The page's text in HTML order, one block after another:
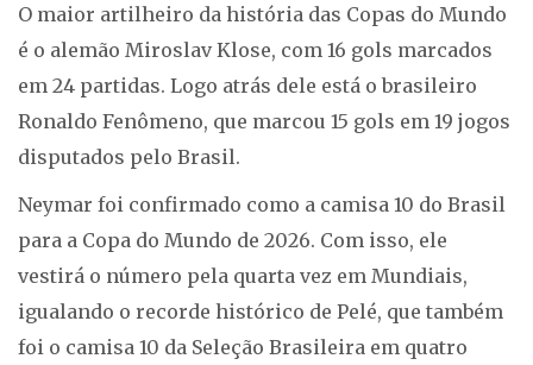
O maior artilheiro da história das Copas do Mundo
é o alemão Miroslav Klose, com 16 gols marcados
em 24 partidas. Logo atrás dele está o brasileiro
Ronaldo Fenômeno, que marcou 15 gols em 19 jogos
disputados pelo Brasil.
Neymar foi confirmado como a camisa 10 do Brasil
para a Copa do Mundo de 2026. Com isso, ele
vestirá o número pela quarta vez em Mundiais,
igualando o recorde histórico de Pelé, que também
foi o camisa 10 da Seleção Brasileira em quatro